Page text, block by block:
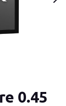
0.45